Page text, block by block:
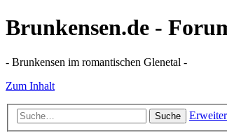
Brunkensen.de -
- Brunkensen im romantischen Glenetal -
Zum Inhalt
Suche